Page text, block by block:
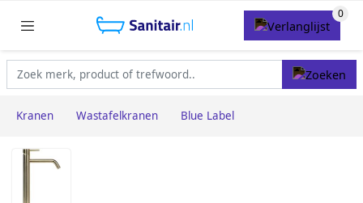
Kranen Wastafelkranen Blue Label